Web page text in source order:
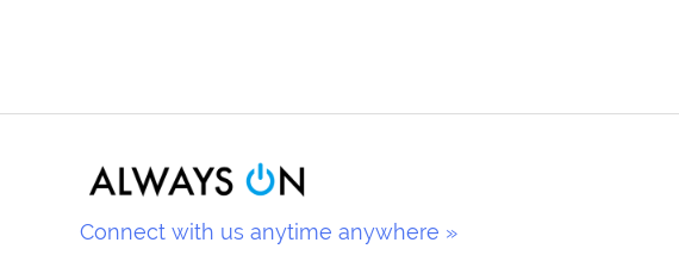
Connect with us anytime anywhere »